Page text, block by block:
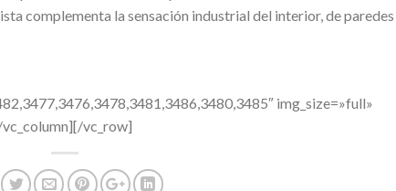
complementa la sensación industrial del interior, de
img_size=»full»
vc_row]